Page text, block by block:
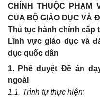
CHÍNH THUỘC PHẠM
CỦA BỘ GIÁO DỤC VÀ
Thủ tục hành chính cấp
Lĩnh vực giáo dục và
dục quốc dân
1. Phê duyệt Đề án
ngoài
1.1. Trình tự thực hiện: